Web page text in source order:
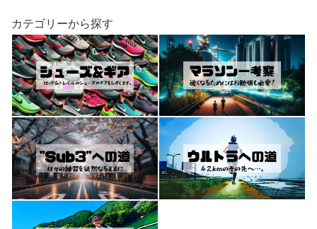
カテゴリーから探す